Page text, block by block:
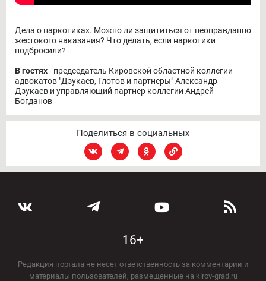
Дела о наркотиках. Можно ли защититься от неоправданно
жестокого наказания? Что делать, если наркотики
подбросили?
В гостях- председатель Кировской областной коллегии
адвокатов "Дзукаев, Глотов и партнеры" Александр
Дзукаев и управляющий партнер коллегии Андрей
Богданов
Поделиться в социальных
16+
Редакция портала не несет ответственность за комментарии и
материалы пользователей, размещенные на kirov-grad.ru